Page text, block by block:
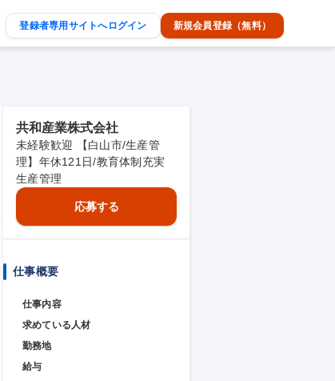
登録者専用サイトへログイン 新規会員登録（無料）
共和産業株式会社
未経験歓迎 【白山市/生産管
理】年休121日/教育体制充実
生産管理
応募する
仕事概要
仕事内容
求めている人材
勤務地
給与